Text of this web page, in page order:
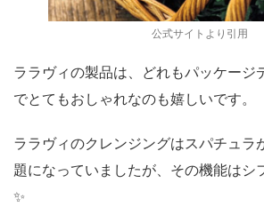
公式サイトより引用
ララヴィの製品は、どれもパッケージ
でとてもおしゃれなのも嬉しいです。
ララヴィのクレンジングはスパチュラ
題になっていましたが、その機能はシ
✨